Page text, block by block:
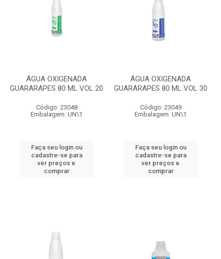
ÁGUA OXIGENADA
GUARARAPES 80 ML VOL 20
Código: 23048
Embalagem: UN\1
Faça seu login ou
cadastre-se para
ver preços e
comprar
ÁGUA OXIGENADA
GUARARAPES 80 ML VOL 30
Código: 23049
Embalagem: UN\1
Faça seu login ou
cadastre-se para
ver preços e
comprar